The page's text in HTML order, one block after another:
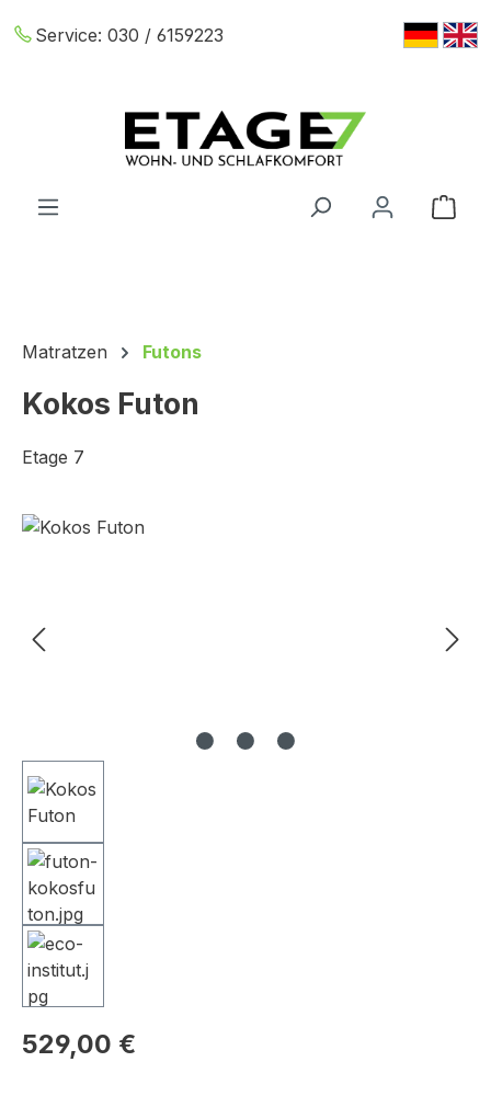
Zum Hauptinhalt springen
Service: 030 / 6159223
Matratzen Futons
Kokos Futon
Etage 7
Bildergalerie überspringen
529,00 €